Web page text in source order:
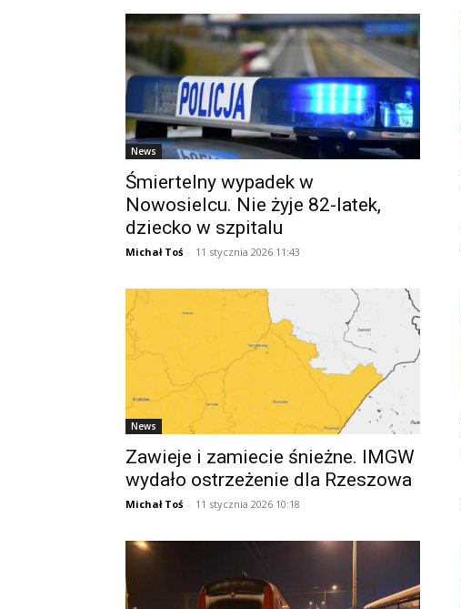
News
Śmiertelny wypadek w
Nowosielcu. Nie żyje 82-latek,
dziecko w szpitalu
Michał Toś - 11 stycznia 2026 11:43
News
Zawieje i zamiecie śnieżne. IMGW
wydało ostrzeżenie dla Rzeszowa
Michał Toś - 11 stycznia 2026 10:18